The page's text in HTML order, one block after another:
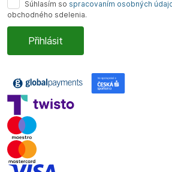
Súhlasím so spracovaním osobných
obchodného sdelenia.